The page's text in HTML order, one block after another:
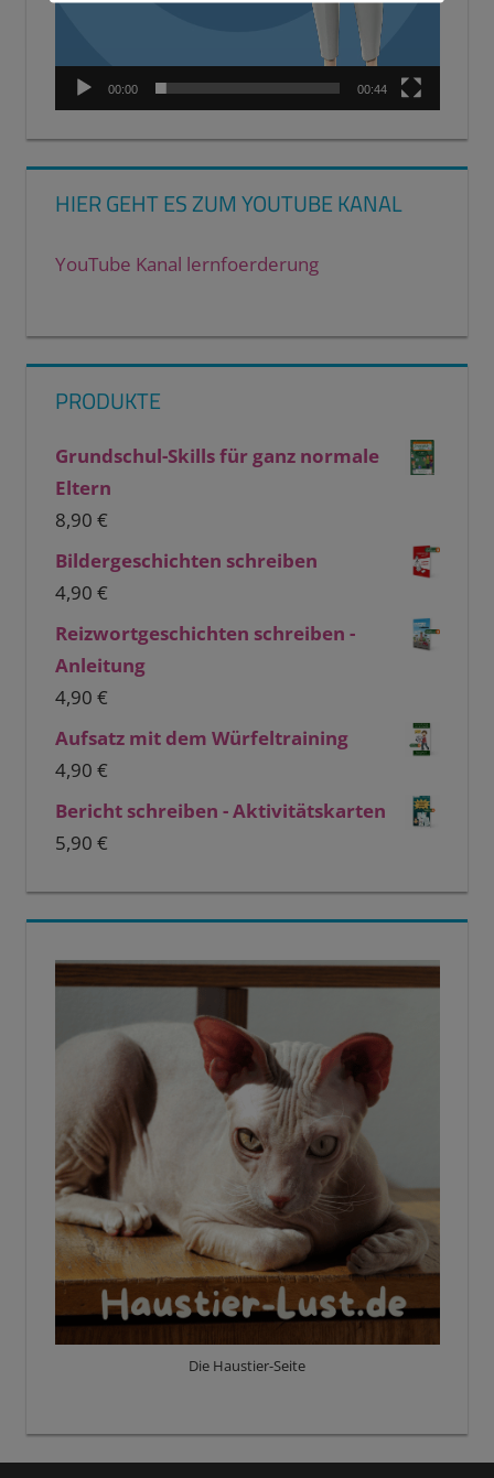
00:00 00:44
HIER GEHT ES ZUM YOUTUBE KANAL
YouTube Kanal lernfoerderung
PRODUKTE
Grundschul-Skills für ganz normale
Eltern
8,90 €
Bildergeschichten schreiben
4,90 €
Reizwortgeschichten schreiben -
Anleitung
4,90 €
Aufsatz mit dem Würfeltraining
4,90 €
Bericht schreiben - Aktivitätskarten
5,90 €
Die Haustier-Seite